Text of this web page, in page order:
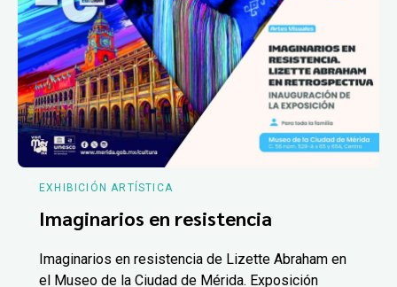
EXHIBICIÓN ARTÍSTICA
Imaginarios en resistencia
Imaginarios en resistencia de Lizette Abraham en
el Museo de la Ciudad de Mérida. Exposición